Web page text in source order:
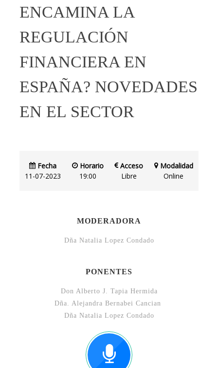
ENCAMINA LA
REGULACIÓN
FINANCIERA EN
ESPAÑA? NOVEDADES
EN EL SECTOR
Fecha
11-07-2023
Horario
19:00
Acceso
Libre
Modalidad
Online
MODERADORA
Dña Natalia Lopez Condado
PONENTES
Don Alberto J. Tapia Hermida
Dña. Alejandra Bernabei Cancian
Dña Natalia Lopez Condado